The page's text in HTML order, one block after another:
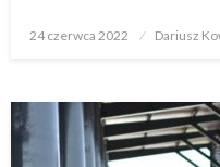
Opublikowane
24 czerwca 2022 Dariusz